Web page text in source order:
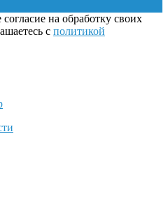
на обработку своих
с политикой